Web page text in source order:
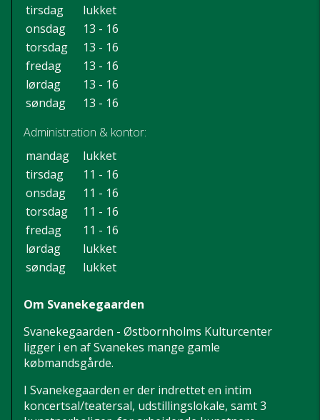
tirsdag
lukket
onsdag
13 - 16
torsdag
13 - 16
fredag
13 - 16
lørdag
13 - 16
søndag
13 - 16
Administration & kontor:
mandag
lukket
tirsdag
11 - 16
onsdag
11 - 16
torsdag
11 - 16
fredag
11 - 16
lørdag
lukket
søndag
lukket
Om Svanekegaarden
Svanekegaarden - Østbornholms Kulturcenter
ligger i en af Svanekes mange gamle
købmandsgårde.
I Svanekegaarden er der indrettet en intim
koncertsal/teatersal, udstillingslokale, samt 3